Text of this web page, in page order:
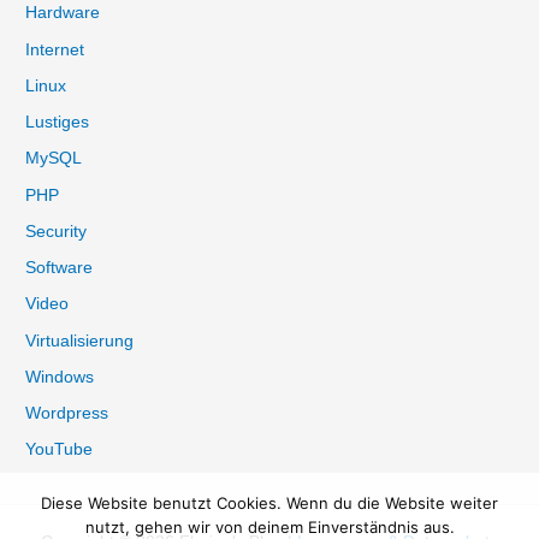
:Hardware
Internet
Linux
Lustiges
MySQL
PHP
Security
Software
Video
Virtualisierung
Windows
Wordpress
YouTube
Diese Website benutzt Cookies. Wenn du die Website weiter
nutzt, gehen wir von deinem Einverständnis aus.